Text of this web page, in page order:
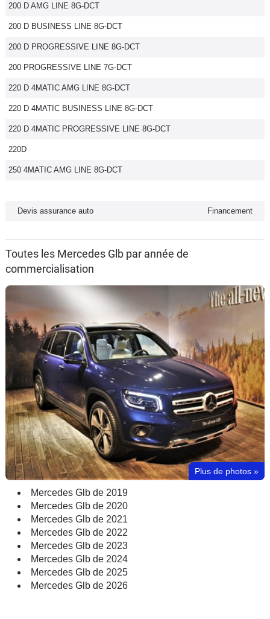
Services
Forum
Marques
200 D AMG LINE 8G-DCT
200 D BUSINESS LINE 8G-DCT
200 D PROGRESSIVE LINE 8G-DCT
200 PROGRESSIVE LINE 7G-DCT
220 D 4MATIC AMG LINE 8G-DCT
220 D 4MATIC BUSINESS LINE 8G-DCT
220 D 4MATIC PROGRESSIVE LINE 8G-DCT
220D
250 4MATIC AMG LINE 8G-DCT
Devis assurance auto Financement
Toutes les Mercedes Glb par année de
commercialisation
Plus de photos »
Mercedes Glb de 2019
Mercedes Glb de 2020
Mercedes Glb de 2021
Mercedes Glb de 2022
Mercedes Glb de 2023
Mercedes Glb de 2024
Mercedes Glb de 2025
Mercedes Glb de 2026